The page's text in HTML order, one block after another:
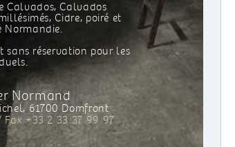
Calvados, Calvados
Cidre, poiré et
Normandie.
sans réservation pour les
Normand
61700 Domfront
+33 2 33 37 99 97